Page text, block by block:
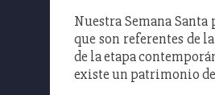
Nuestra Semana
que son referentes de
de la etapa
existe un patrimonio